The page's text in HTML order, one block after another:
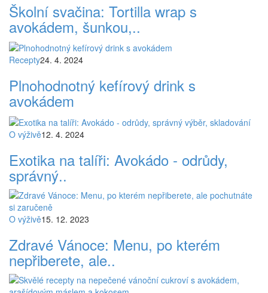
Školní svačina: Tortilla wrap s
avokádem, šunkou,..
Recepty24. 4. 2024
Plnohodnotný kefírový drink s
avokádem
O výživě12. 4. 2024
Exotika na talíři: Avokádo - odrůdy,
správný..
O výživě15. 12. 2023
Zdravé Vánoce: Menu, po kterém
nepřiberete, ale..